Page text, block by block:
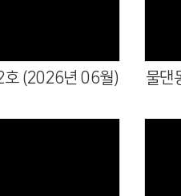
호 (2026년 06월) 물댄